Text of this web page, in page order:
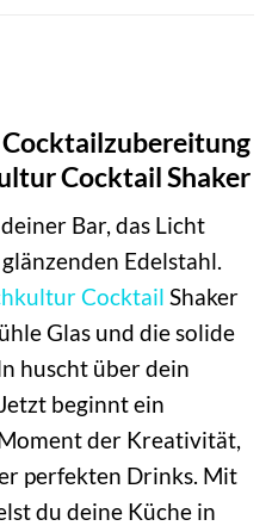
Cocktail Shaker
Bar, das Licht
Edelstahl.
Cocktail Shaker
Glas und die solide
huscht über dein
beginnt ein
der Kreativität,
perfekten Drinks. Mit
du deine Küche in